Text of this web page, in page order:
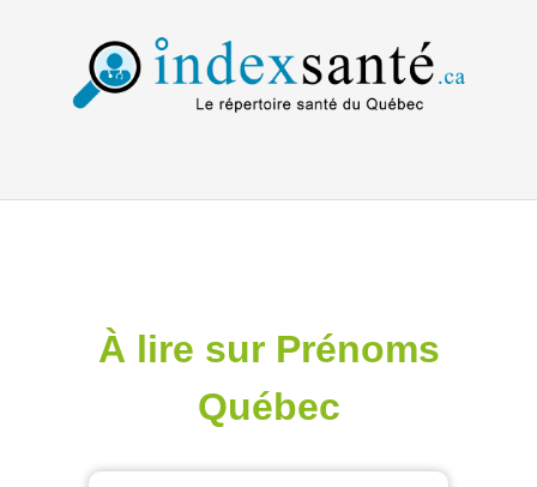
À lire sur Prénoms
Québec